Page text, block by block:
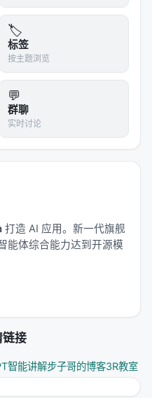
只能输出符号。它知道
。
果。
调用之间没有持续的
诞生"——它从虚无中醒
死去。下一次调用是另
次调用就是一万次生
需要更新数据库
、执行。这个翻译层损
了误解空间。
一个操作，但它看不到
码，但它不知道这行代
调用了一个 API，但它
结果重新塞进 prompt，
构性的限制，源于"把通
🏷️
标签
按主题浏览
💬
群聊
实时讨论
打造 AI 应用。新一代旗舰
能体综合能力达到开源模
链接
智能讲解步子哥的博客3R教室